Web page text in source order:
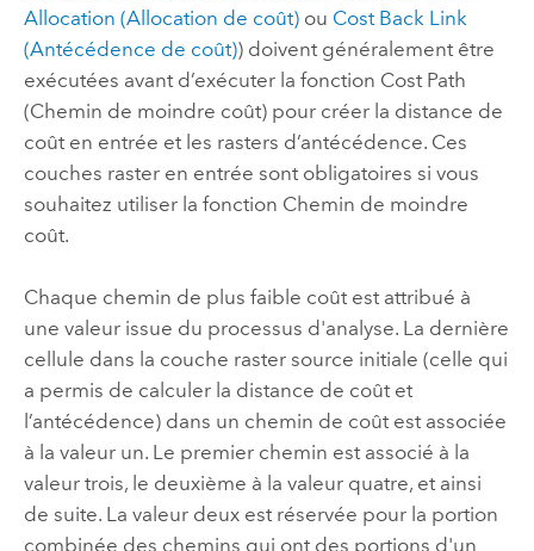
Allocation (Allocation de coût)ou Cost Back Link
(Antécédence de coût)) doivent généralement être
exécutées avant d’exécuter la fonction Cost Path
(Chemin de moindre coût) pour créer la distance de
coût en entrée et les rasters d’antécédence. Ces
couches raster en entrée sont obligatoires si vous
souhaitez utiliser la fonction Chemin de moindre
coût.
Chaque chemin de plus faible coût est attribué à
une valeur issue du processus d'analyse. La dernière
cellule dans la couche raster source initiale (celle qui
a permis de calculer la distance de coût et
l’antécédence) dans un chemin de coût est associée
à la valeur un. Le premier chemin est associé à la
valeur trois, le deuxième à la valeur quatre, et ainsi
de suite. La valeur deux est réservée pour la portion
combinée des chemins qui ont des portions d'un